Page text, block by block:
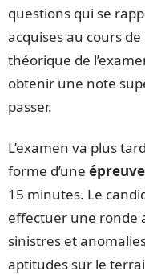
questions qui se
acquises au cours
théorique de
obtenir une note
passer.
L’examen va plus
forme d’une
15 minutes. Le
effectuer une ronde
sinistres et
aptitudes sur le